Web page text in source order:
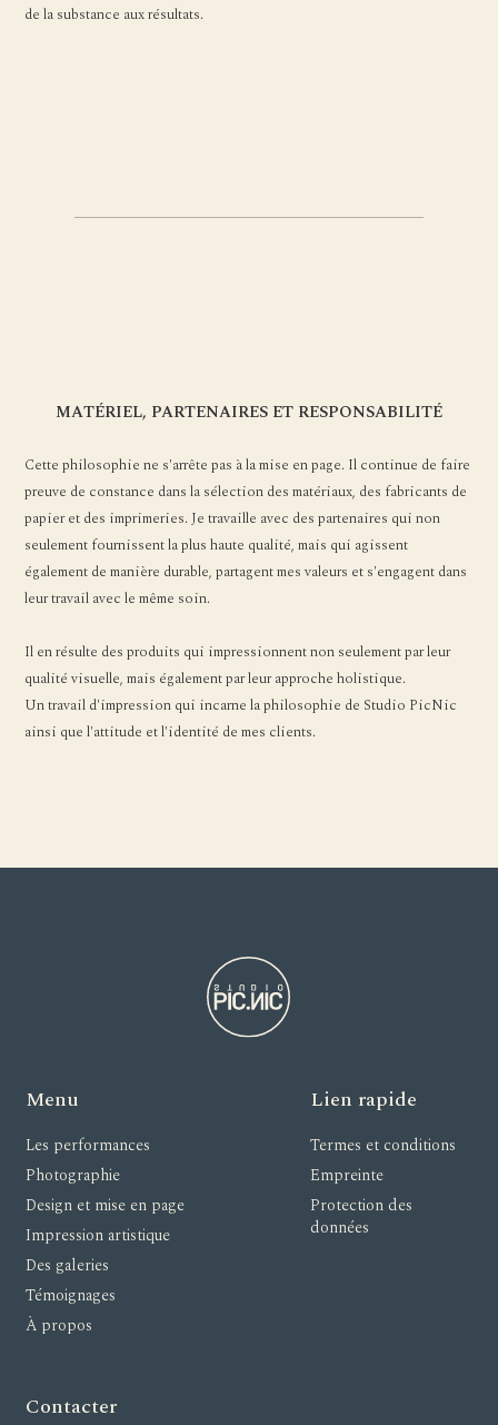
de la substance aux résultats.
MATÉRIEL, PARTENAIRES ET RESPONSABILITÉ
Cette philosophie ne s'arrête pas à la mise en page. Il continue de faire
preuve de constance dans la sélection des matériaux, des fabricants de
papier et des imprimeries. Je travaille avec des partenaires qui non
seulement fournissent la plus haute qualité, mais qui agissent
également de manière durable, partagent mes valeurs et s'engagent dans
leur travail avec le même soin.
Il en résulte des produits qui impressionnent non seulement par leur
qualité visuelle, mais également par leur approche holistique.
Un travail d'impression qui incarne la philosophie de Studio PicNic
ainsi que l'attitude et l'identité de mes clients.
Menu
Les performances
Photographie
Design et mise en page
Impression artistique
Des galeries
Témoignages
À propos
Lien rapide
Termes et conditions
Empreinte
Protection des
données
Contacter